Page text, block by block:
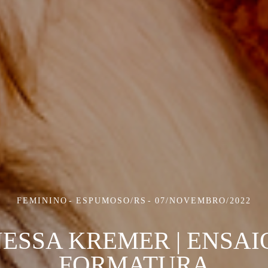
FEMININO ESPUMOSO/RS 07/NOVEMBRO/2022
KREMER |